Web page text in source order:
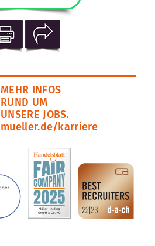
MEHR INFOS
RUND UM
UNSERE JOBS.
mueller.de/karriere